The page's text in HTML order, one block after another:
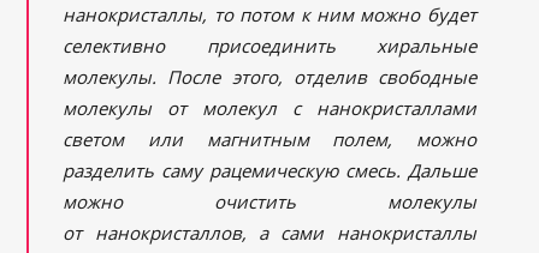
нанокристаллы, то потом к ним можно будет
селективно присоединить хиральные
молекулы. После этого, отделив свободные
молекулы от молекул с нанокристаллами
светом или магнитным полем, можно
разделить саму рацемическую смесь. Дальше
можно очистить молекулы
от нанокристаллов, а сами нанокристаллы